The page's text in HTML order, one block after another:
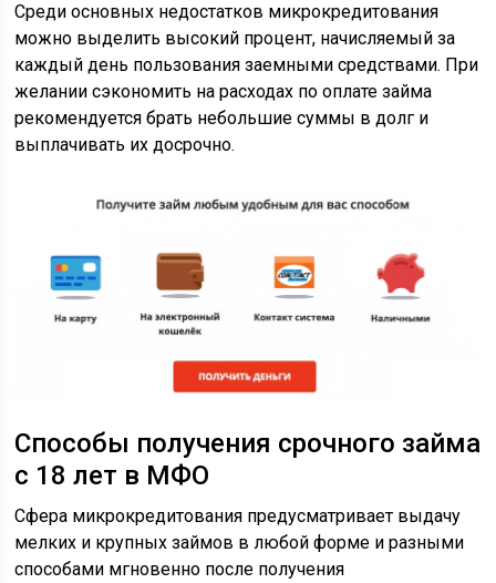
Среди основных недостатков микрокредитования
можно выделить высокий процент, начисляемый за
каждый день пользования заемными средствами. При
желании сэкономить на расходах по оплате займа
рекомендуется брать небольшие суммы в долг и
выплачивать их досрочно.
Способы получения срочного займа
с 18 лет в МФО
Сфера микрокредитования предусматривает выдачу
мелких и крупных займов в любой форме и разными
способами мгновенно после получения